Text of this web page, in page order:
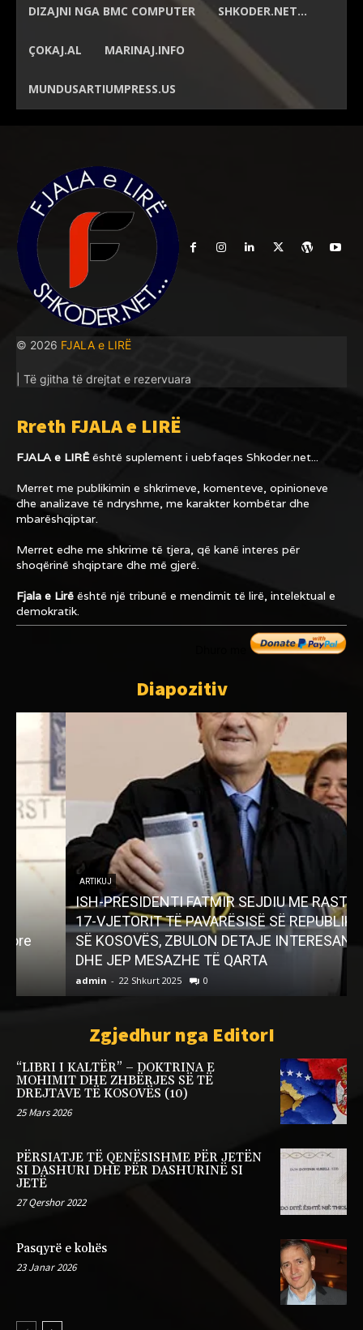
DIZAJNI NGA BMC COMPUTER SHKODER.NET…
ÇOKAJ.AL MARINAJ.INFO
MUNDUSARTIUMPRESS.US
© 2026 FJALA e LIRË
| Të gjitha të drejtat e rezervuara
Rreth FJALA e LIRË
FJALA e LIRËështë suplement i uebfaqes Shkoder.net...
Merret me publikimin e shkrimeve, komenteve, opinioneve
dhe analizave të ndryshme, me karakter kombëtar dhe
mbarëshqiptar.
Merret edhe me shkrime të tjera, që kanë interes për
shoqërinë shqiptare dhe më gjerë.
Fjala e Lirë është një tribunë e mendimit të lirë, intelektual e
demokratik.
Diapozitiv
ISH-PRESIDENTI FATMIR SEJDIU ME RASTIN E
17-VJETORIT TË PAVARËSISË SË REPUBLIKËS
SË KOSOVËS, ZBULON DETAJE INTERESANTE
DHE JEP MESAZHE TË QARTA
22 Shkurt 2025 0
Zgjedhur nga EditorI
“LIBRI I KALTËR” – DOKTRINA E
MOHIMIT DHE ZHBËRJES SË TË
DREJTAVE TË KOSOVËS (10)
25 Mars 2026
PËRSIATJE TË QENËSISHME PËR JETËN
SI DASHURI DHE PËR DASHURINË SI
JETË
27 Qershor 2022
Pasqyrë e kohës
23 Janar 2026